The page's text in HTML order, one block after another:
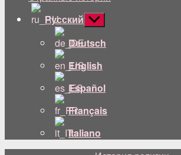
Русский Показывать
подменю
Deutsch
English
Español
Français
Italiano